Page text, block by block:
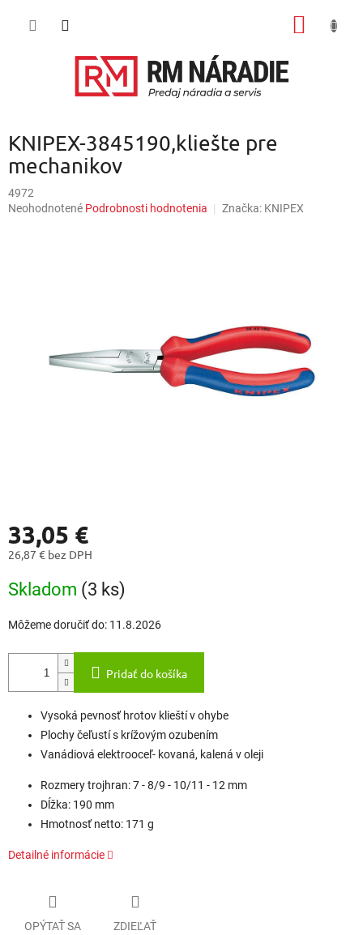
KNIPEX-3845190,kliešte pre
mechanikov
4972
Priemerné
Neohodnotené Podrobnosti hodnotenia Značka: KNIPEX
33,05 €
26,87 € bez DPH
cena:
Skladom (3 ks)
Môžeme doručiť do: 11.8.2026
Pridať do košíka
Vysoká pevnosť hrotov klieští v ohybe
Plochy čeľustí s krížovým ozubením
Vanádiová elektrooceľ- kovaná, kalená v oleji
Rozmery trojhran: 7 - 8/9 - 10/11 - 12 mm
Dĺžka: 190 mm
Hmotnosť netto: 171 g
Detailné informácie
OPÝTAŤ SA ZDIEĽAŤ